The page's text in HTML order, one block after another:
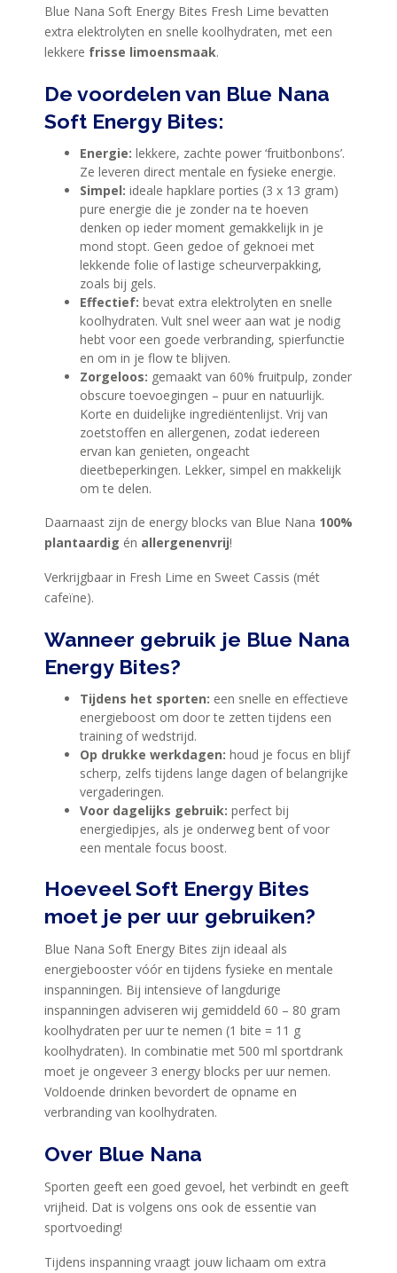
Blue Nana Soft Energy Bites Fresh Lime bevatten
extra elektrolyten en snelle koolhydraten, met een
lekkere frisse limoensmaak.
De voordelen van Blue Nana
Soft Energy Bites:
Energie: lekkere, zachte power ‘fruitbonbons’.
Ze leveren direct mentale en fysieke energie.
Simpel: ideale hapklare porties (3 x 13 gram)
pure energie die je zonder na te hoeven
denken op ieder moment gemakkelijk in je
mond stopt. Geen gedoe of geknoei met
lekkende folie of lastige scheurverpakking,
zoals bij gels.
Effectief: bevat extra elektrolyten en snelle
koolhydraten. Vult snel weer aan wat je nodig
hebt voor een goede verbranding, spierfunctie
en om in je flow te blijven.
Zorgeloos: gemaakt van 60% fruitpulp, zonder
obscure toevoegingen – puur en natuurlijk.
Korte en duidelijke ingrediëntenlijst. Vrij van
zoetstoffen en allergenen, zodat iedereen
ervan kan genieten, ongeacht
dieetbeperkingen. Lekker, simpel en makkelijk
om te delen.
Daarnaast zijn de energy blocks van Blue Nana 100%
plantaardig én allergenenvrij!
Verkrijgbaar in Fresh Lime en Sweet Cassis (mét
cafeïne).
Wanneer gebruik je Blue Nana
Energy Bites?
Tijdens het sporten: een snelle en effectieve
energieboost om door te zetten tijdens een
training of wedstrijd.
Op drukke werkdagen: houd je focus en blijf
scherp, zelfs tijdens lange dagen of belangrijke
vergaderingen.
Voor dagelijks gebruik: perfect bij
energiedipjes, als je onderweg bent of voor
een mentale focus boost.
Hoeveel Soft Energy Bites
moet je per uur gebruiken?
Blue Nana Soft Energy Bites zijn ideaal als
energiebooster vóór en tijdens fysieke en mentale
inspanningen. Bij intensieve of langdurige
inspanningen adviseren wij gemiddeld 60 – 80 gram
koolhydraten per uur te nemen (1 bite = 11 g
koolhydraten). In combinatie met 500 ml sportdrank
moet je ongeveer 3 energy blocks per uur nemen.
Voldoende drinken bevordert de opname en
verbranding van koolhydraten.
Over Blue Nana
Sporten geeft een goed gevoel, het verbindt en geeft
vrijheid. Dat is volgens ons ook de essentie van
sportvoeding!
Tijdens inspanning vraagt jouw lichaam om extra
TRAINING
CIRKEL
FEEDS
BLUE
KLANTENSERVICE